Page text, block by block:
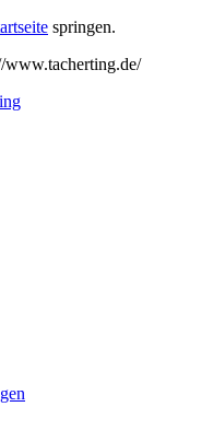
springen.
www.tacherting.de/